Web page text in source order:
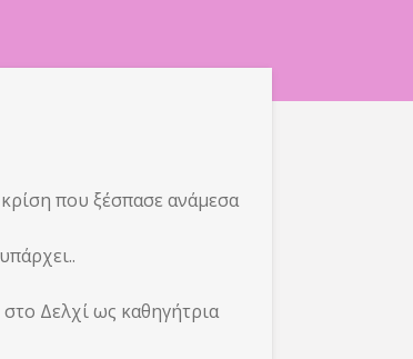
που ξέσπασε ανάμεσα
Δελχί ως καθηγήτρια